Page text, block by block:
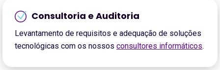
Consultoria e Auditoria
Levantamento de requisitos e adequação de soluções
tecnológicas com os nossos consultores informáticos.